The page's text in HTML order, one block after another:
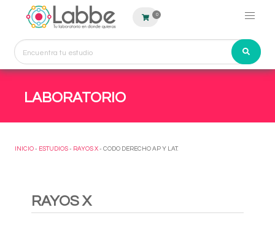
0
LABORATORIO
INICIO - ESTUDIOS - RAYOS X - CODO DERECHO AP Y LAT.
RAYOS X